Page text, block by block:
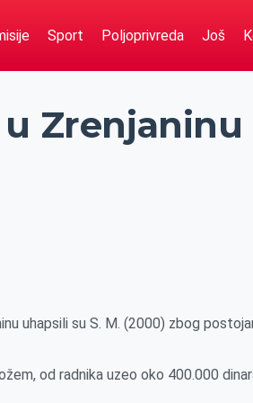
Sport Poljoprivreda Još
Zrenjaninu
uhapsili su S. M. (2000) zbog
od radnika uzeo oko 400.000